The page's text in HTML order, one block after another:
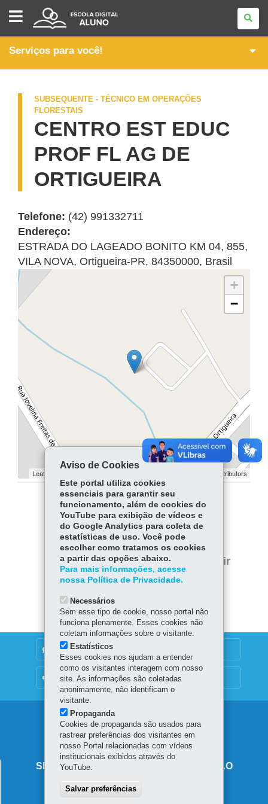
PÓS-
MÉDIO
-
CURSOS
TÉCNICOS
SUBSEQUENTES
Serviços para você!
SUBSEQUENTE - TÉCNICO EM OPERAÇÕES
FLORESTAIS
CENTRO EST EDUC
PROF FL AG DE
ORTIGUEIRA
Telefone: (42) 991332711
Endereço:
ESTRADA DO LAGEADO BONITO KM 04, 855,
VILA NOVA, Ortigueira-PR, 84350000, Brasil
+
−
Leaflet | © contributors
COMPARTILHE:
Facebook
Twitter
WhatsApp
Voltar Início
Imprimir
Baixar
DENUNCIE CORRUPÇÃO
OUVIDORIA
Navegação
principal
SECRETARIA DE ESTADO DA EDUCAÇÃO
Av. Presidente Kennedy, 2511 - Guaíra
80610-011 -Curitiba
Aviso de Cookies
Este portal utiliza cookies
essenciais para garantir seu
funcionamento, além de cookies do
YouTube para exibição de vídeos e
do Google Analytics para coleta de
estatísticas de uso. Você pode
escolher como tratamos os cookies
a partir das opções abaixo.
Para mais informações, acesse
nossa Política de Privacidade.
Necessários
Sem esse tipo de cookie, nosso portal não
funciona plenamente. Esses cookies não
coletam informações sobre o visitante.
Estatísticos
Esses cookies nos ajudam a entender
como os visitantes interagem com nosso
site. As informações são coletadas
anonimamente, não identificam o
visitante.
Propaganda
Cookies de propaganda são usados para
rastrear preferências dos visitantes em
nosso Portal relacionadas com vídeos
institucionais exibidos através do
YouTube.
Salvar preferências